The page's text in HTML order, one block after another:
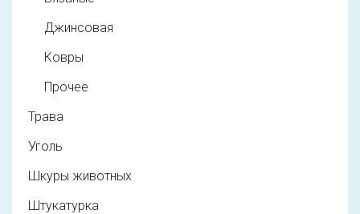
Джинсовая
Ковры
Прочее
Трава
Уголь
Шкуры животных
Штукатурка